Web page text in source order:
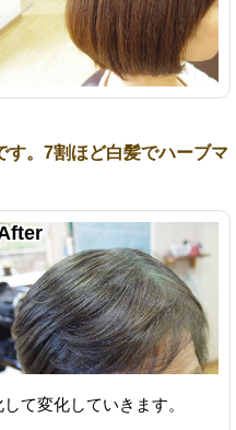
。7割ほど白髪でハーブマ
て変化していきます。